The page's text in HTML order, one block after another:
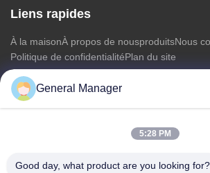
Liens rapides
À la maisonÀ propos de nousproduitsNous
Politique de confidentialitéPlan du site
Nous contacter
Adresse: Rue Xingfu, district de Licheng,
General Manager
5:28 PM
Good day, what product are you looking for?